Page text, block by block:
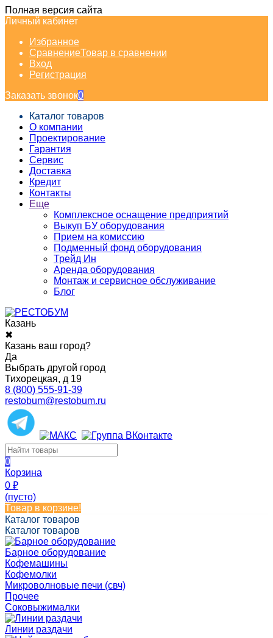
Полная версия сайта
Личный кабинет
Избранное
СравнениеТовар в сравнении
Вход
Регистрация
Заказать звонок0
Каталог товаров
О компании
Проектирование
Гарантия
Сервис
Доставка
Кредит
Контакты
Еще
Комплексное оснащение предприятий
Выкуп БУ оборудования
Прием на комиссию
Подменный фонд оборудования
Трейд Ин
Аренда оборудования
Монтаж и сервисное обслуживание
Блог
Казань
✖
Казань ваш город?
Да
Выбрать другой город
Тихорецкая, д 19
8 (800) 555-91-39
restobum@restobum.ru
0
Корзина
0 ₽
(пусто)
Товар в корзине!
Каталог товаров
Каталог товаров
Барное оборудование
Кофемашины
Кофемолки
Микроволновые печи (свч)
Прочее
Соковыжималки
Линии раздачи